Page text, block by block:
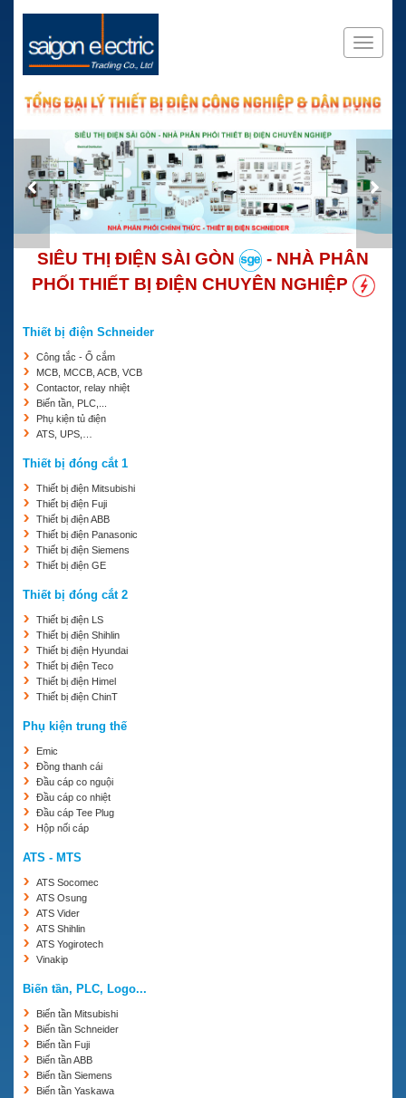
SIÊU THỊ ĐIỆN SÀI GÒN
- NHÀ PHÂN
PHỐI THIẾT BỊ ĐIỆN CHUYÊN NGHIỆP
Thiết bị điện Schneider
Công tắc - Ổ cắm
MCB, MCCB, ACB, VCB
Contactor, relay nhiệt
Biến tần, PLC,...
Phụ kiện tủ điện
ATS, UPS,…
Thiết bị đóng cắt 1
Thiết bị điện Mitsubishi
Thiết bị điện Fuji
Thiết bị điện ABB
Thiết bị điện Panasonic
Thiết bị điện Siemens
Thiết bị điện GE
Thiết bị đóng cắt 2
Thiết bị điện LS
Thiết bị điện Shihlin
Thiết bị điện Hyundai
Thiết bị điện Teco
Thiết bị điện Himel
Thiết bị điện ChinT
Phụ kiện trung thế
Emic
Đồng thanh cái
Đầu cáp co nguội
Đầu cáp co nhiệt
Đầu cáp Tee Plug
Hộp nối cáp
ATS - MTS
ATS Socomec
ATS Osung
ATS Vider
ATS Shihlin
ATS Yogirotech
Vinakip
Biến tần, PLC, Logo...
Biến tần Mitsubishi
Biến tần Schneider
Biến tần Fuji
Biến tần ABB
Biến tần Siemens
Biến tần Yaskawa